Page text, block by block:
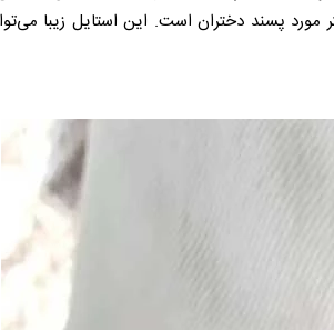
پسند دختران است. این استایل زیبا